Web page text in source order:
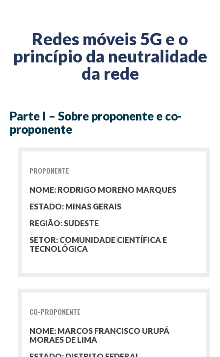
Redes móveis 5G e o
princípio da neutralidade
da rede
Parte I – Sobre proponente e co-
proponente
PROPONENTE
NOME: RODRIGO MORENO MARQUES
ESTADO: MINAS GERAIS
REGIÃO: SUDESTE
SETOR: COMUNIDADE CIENTÍFICA E
TECNOLÓGICA
CO-PROPONENTE
NOME: MARCOS FRANCISCO URUPÁ
MORAES DE LIMA